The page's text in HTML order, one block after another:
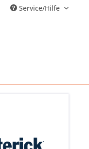
Service/Hilfe